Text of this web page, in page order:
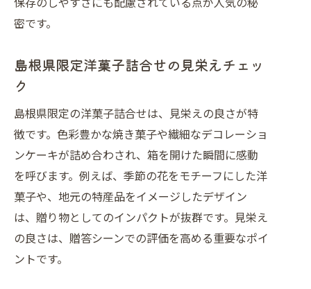
密です。
島根県限定洋菓子詰合せの見栄えチェッ
ク
島根県限定の洋菓子詰合せは、見栄えの良さが特
徴です。色彩豊かな焼き菓子や繊細なデコレーショ
ンケーキが詰め合わされ、箱を開けた瞬間に感動
を呼びます。例えば、季節の花をモチーフにした洋
菓子や、地元の特産品をイメージしたデザイン
は、贈り物としてのインパクトが抜群です。見栄え
の良さは、贈答シーンでの評価を高める重要なポイ
ントです。